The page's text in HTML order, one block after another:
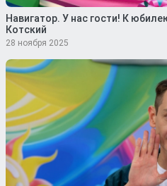
Навигатор. У нас гости! К
Котский
28 ноября 2025